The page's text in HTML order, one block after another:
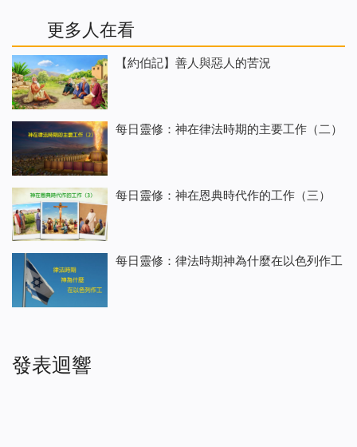
更多人在看
【約伯記】善人與惡人的苦況
每日靈修：神在律法時期的主要工作（二）
每日靈修：神在恩典時代作的工作（三）
每日靈修：律法時期神為什麼在以色列作工
發表迴響